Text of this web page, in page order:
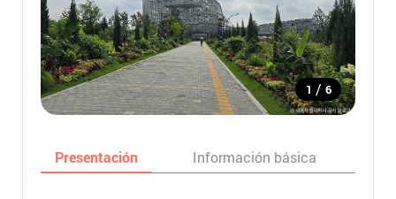
1 / 6
Presentación Información básica